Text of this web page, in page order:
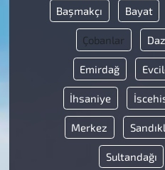
Başmakçı Bayat
Çobanlar
Emirdağ
İhsaniye
Merkez
Sultandağı